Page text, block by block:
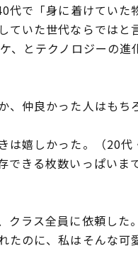
で「身に着けてい
ていた世代ならでは
とテクノロジーの進
、仲良かった人はも
嬉しかった。（20代
きる枚数いっぱいま
ラス全員に依頼した
たのに、私はそんな